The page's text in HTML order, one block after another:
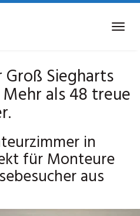
Siegharts
als 48 treue
in
für Monteure
aus